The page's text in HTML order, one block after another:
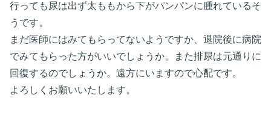
行っても尿は出ず太ももから下がパンパンに腫れているそ
うです。
まだ医師にはみてもらってないようですか、退院後に病院
でみてもらった方がいいでしょうか。また排尿は元通りに
回復するのでしょうか。遠方にいますので心配です。
よろしくお願いいたします。